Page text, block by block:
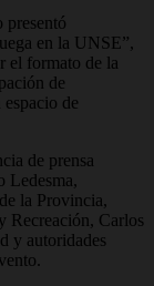
presentó
en la UNSE”,
el formato de la
de
de
de prensa
Ledesma,
la Provincia,
Recreación, Carlos
y autoridades